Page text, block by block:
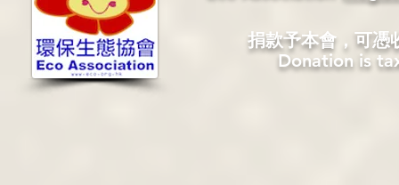
捐款予本會，可憑
Donation is